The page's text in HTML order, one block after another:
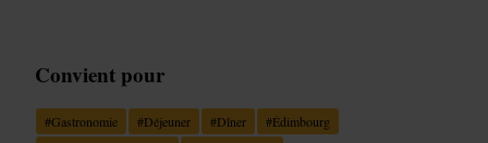
Convient pour
#Gastronomie #Déjeuner #Dîner #Édimbourg